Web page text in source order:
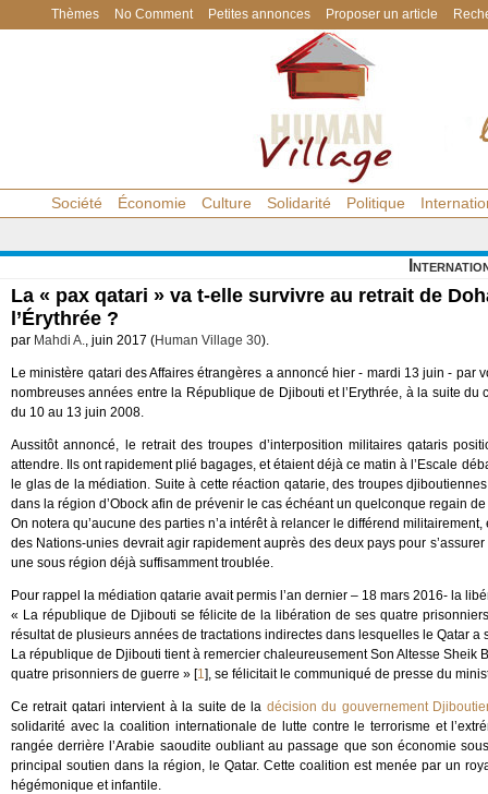
Thèmes No Comment Petites annonces Proposer un article
Société Économie Culture Solidarité Politique
La « pax qatari » va t-elle survivre au retrait de
l’Érythrée ?
par Mahdi A., juin 2017 (Human Village 30).
Le ministère qatari des Affaires étrangères a annoncé hier - mardi 13 juin -
nombreuses années entre la République de Djibouti et l’Erythrée, à la suite
du 10 au 13 juin 2008.
Aussitôt annoncé, le retrait des troupes d’interposition militaires qataris
attendre. Ils ont rapidement plié bagages, et étaient déjà ce matin à l’Escale
le glas de la médiation. Suite à cette réaction qatarie, des troupes
dans la région d’Obock afin de prévenir le cas échéant un quelconque regain
On notera qu’aucune des parties n’a intérêt à relancer le différend
des Nations-unies devrait agir rapidement auprès des deux pays pour
une sous région déjà suffisamment troublée.
Pour rappel la médiation qatarie avait permis l’an dernier – 18 mars 2016- la
« La république de Djibouti se félicite de la libération de ses quatre
résultat de plusieurs années de tractations indirectes dans lesquelles le Qatar a
La république de Djibouti tient à remercier chaleureusement Son Altesse
quatre prisonniers de guerre » [1], se félicitait le communiqué de presse du
Ce retrait qatari intervient à la suite de la décision du gouvernement
solidarité avec la coalition internationale de lutte contre le terrorisme et
rangée derrière l’Arabie saoudite oubliant au passage que son économie
principal soutien dans la région, le Qatar. Cette coalition est menée par un
hégémonique et infantile.